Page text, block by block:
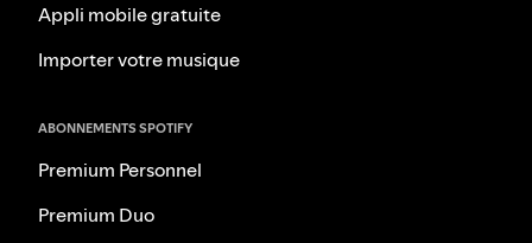
Appli mobile gratuite
Importer votre musique
ABONNEMENTS SPOTIFY
Premium Personnel
Premium Duo